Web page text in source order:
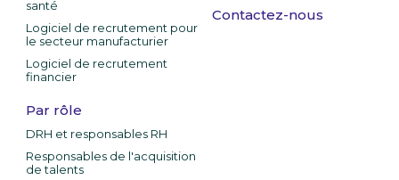
santé
Logiciel de recrutement pour
le secteur manufacturier
Logiciel de recrutement
financier
Par rôle
DRH et responsables RH
Responsables de l'acquisition
de talents
Contactez-nous